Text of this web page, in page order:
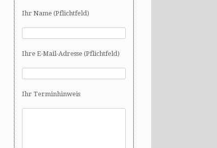
Ihr Name (Pflichtfeld)
Ihre E-Mail-Adresse (Pflichtfeld)
Ihr Terminhinweis